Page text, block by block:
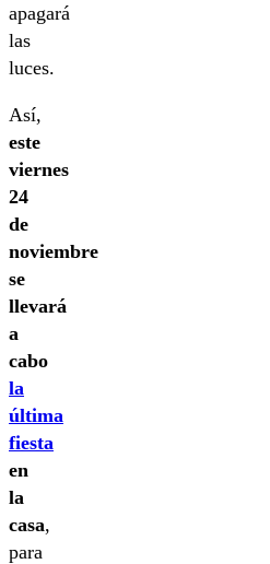
apagará
las
luces.
Así,
este
viernes
24
de
noviembre
se
llevará
a
cabo
la
última
fiesta
en
la
casa,
para